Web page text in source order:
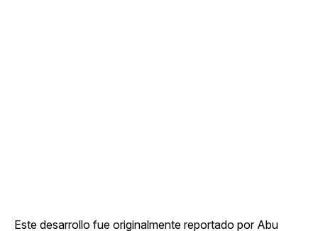
Este desarrollo fue originalmente reportado por Abu